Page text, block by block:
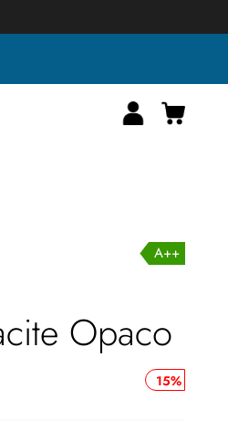
Carrello
A++
Opaco
15%